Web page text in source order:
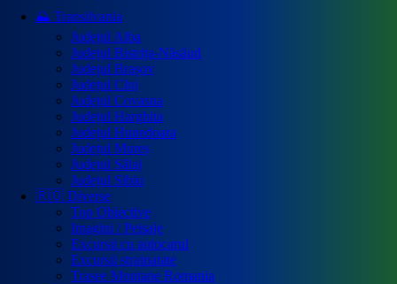
⛰️ Transilvania
Județul Alba
Județul Bistrița-Năsăud
Județul Brașov
Județul Cluj
Județul Covasna
Județul Harghita
Județul Hunedoara
Județul Mureș
Județul Sălaj
Județul Sibiu
🇷🇴 Diverse
Top Obiective
Imagini / Peisaje
Excursii cu autocarul
Excursii strainatate
Trasee Montane Romania